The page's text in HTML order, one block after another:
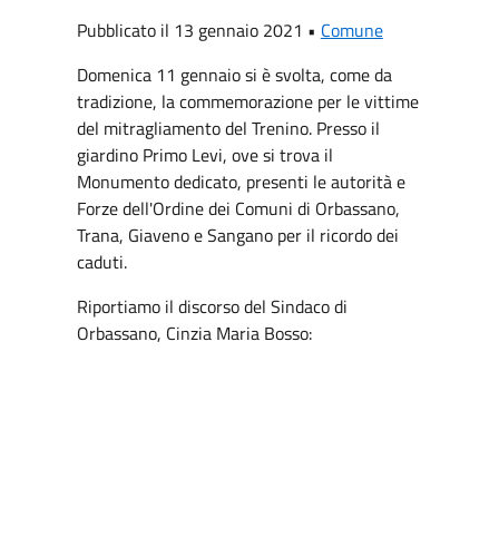
Pubblicato il 13 gennaio 2021 • Comune
Domenica 11 gennaio si è svolta, come da
tradizione, la commemorazione per le vittime
del mitragliamento del Trenino. Presso il
giardino Primo Levi, ove si trova il
Monumento dedicato, presenti le autorità e
Forze dell'Ordine dei Comuni di Orbassano,
Trana, Giaveno e Sangano per il ricordo dei
caduti.
Riportiamo il discorso del Sindaco di
Orbassano, Cinzia Maria Bosso: